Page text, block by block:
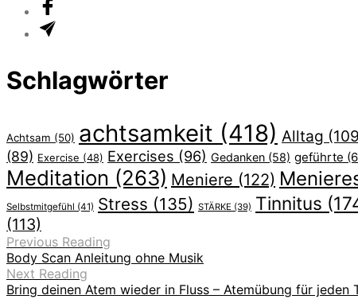
Schlagwörter
Achtsam (50) achtsamkeit (418) Alltag
(89) Exercise (48) Exercises (96) Gedanken (58) geführte
Meditation (263) Meniere (122)
Selbstmitgefühl (41) Stress (135) STÄRKE (39) Tinnitus
(113)
Previous Reading
Body Scan Anleitung ohne Musik
Next Reading
Bring deinen Atem wieder in Fluss – Atemübung für jeden